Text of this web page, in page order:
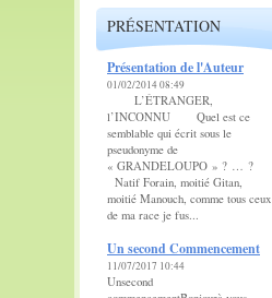
PRÉSENTATION
Présentation de l'Auteur
01/02/2014 08:49
L’ÉTRANGER,
l’INCONNU Quel est ce
semblable qui écrit sous le
pseudonyme de
« GRANDELOUPO » ? … ?
Natif Forain, moitié Gitan,
moitié Manouch, comme tous ceux
de ma race je fus...
Un second Commencement
11/07/2017 10:44
Unsecond